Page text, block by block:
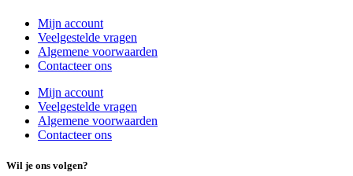
Mijn account
Veelgestelde vragen
Algemene voorwaarden
Contacteer ons
Mijn account
Veelgestelde vragen
Algemene voorwaarden
Contacteer ons
Wil je ons volgen?